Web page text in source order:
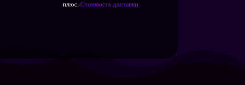
плюс. Стоимость доставки